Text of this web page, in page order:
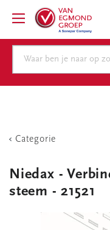
Categorie
Niedax -
steem - 21521